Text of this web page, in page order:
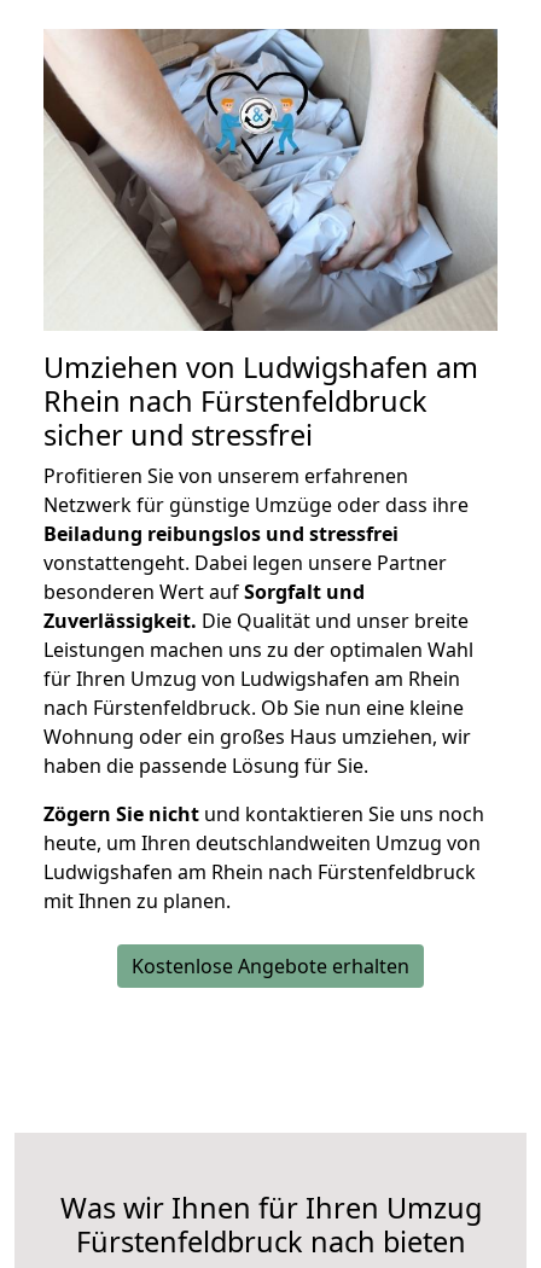
Umziehen von Ludwigshafen am
Rhein nach Fürstenfeldbruck
sicher und stressfrei
Profitieren Sie von unserem erfahrenen
Netzwerk für günstige Umzüge oder dass ihre
Beiladung reibungslos und stressfrei
vonstattengeht. Dabei legen unsere Partner
besonderen Wert aufSorgfalt und
Zuverlässigkeit. Die Qualität und unser breite
Leistungen machen uns zu der optimalen Wahl
für Ihren Umzug von Ludwigshafen am Rhein
nach Fürstenfeldbruck. Ob Sie nun eine kleine
Wohnung oder ein großes Haus umziehen, wir
haben die passende Lösung für Sie.
Zögern Sie nicht und kontaktieren Sie uns noch
heute, um Ihren deutschlandweiten Umzug von
Ludwigshafen am Rhein nach Fürstenfeldbruck
mit Ihnen zu planen.
Kostenlose Angebote erhalten
Was wir Ihnen für Ihren Umzug
Fürstenfeldbruck nach bieten